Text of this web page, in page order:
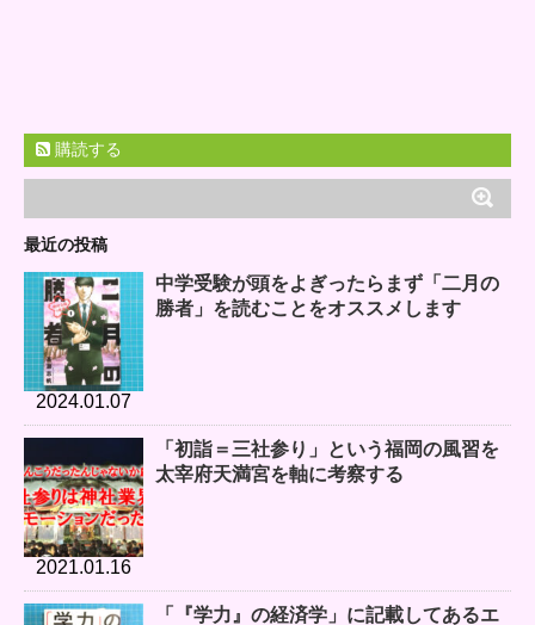
購読する
最近の投稿
2024.01.07
中学受験が頭をよぎったらまず「二月の
勝者」を読むことをオススメします
2021.01.16
「初詣＝三社参り」という福岡の風習を
太宰府天満宮を軸に考察する
「『学力』の経済学」に記載してあるエ